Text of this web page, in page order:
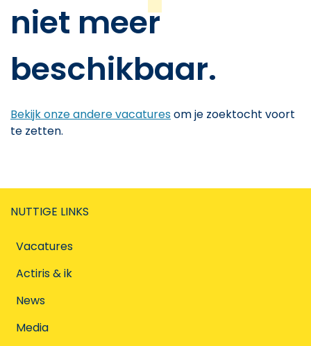
niet meer
beschikbaar.
Bekijk onze andere vacaturesom je zoektocht voort
te zetten.
NUTTIGE LINKS
Vacatures
Actiris & ik
News
Media